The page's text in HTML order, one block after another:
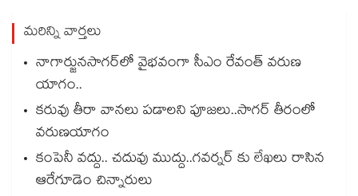
మరిన్ని వార్తలు
నాగార్జునసాగర్‌లో వైభవంగా సీఎం రేవంత్ వరుణ
యాగం..
కరువు తీరా వానలు పడాలని పూజలు..సాగర్ తీరంలో
వరుణయాగం
కంపెనీ వద్దు.. చదువు ముద్దు..గవర్నర్‌‌‌‌ కు లేఖలు రాసిన
ఆరేగూడెం చిన్నారులు